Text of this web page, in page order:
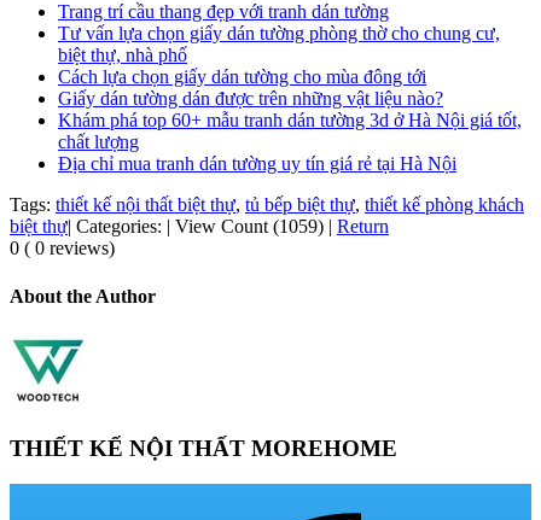
Trang trí cầu thang đẹp với tranh dán tường
Tư vấn lựa chọn giấy dán tường phòng thờ cho chung cư,
biệt thự, nhà phố
Cách lựa chọn giấy dán tường cho mùa đông tới
Giấy dán tường dán được trên những vật liệu nào?
Khám phá top 60+ mẫu tranh dán tường 3d ở Hà Nội giá tốt,
chất lượng
Địa chỉ mua tranh dán tường uy tín giá rẻ tại Hà Nội
Tags: thiết kế nội thất biệt thự, tủ bếp biệt thự, thiết kế phòng khách
biệt thự| Categories: | View Count (1059) | Return
0 ( 0 reviews)
About the Author
THIẾT KẾ NỘI THẤT MOREHOME